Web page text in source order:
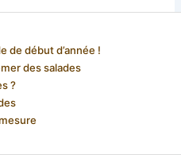
de début d’année !
des salades
?